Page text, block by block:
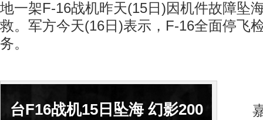
地一架F-16战机昨天(15日)因机件故障坠
救。军方今天(16日)表示，F-16全面停飞
务。
台F16战机15日坠海 幻影200
嘉